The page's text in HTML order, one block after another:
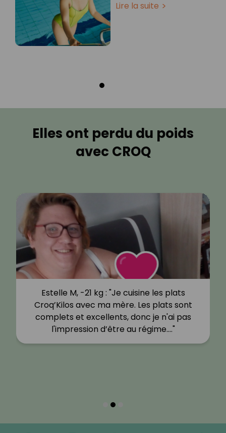
Lire la suite
Elles ont perdu du poids
avec CROQ
Estelle M, -21 kg : "Je cuisine les plats
Croq’Kilos avec ma mère. Les plats sont
complets et excellents, donc je n'ai pas
l'impression d’être au régime.…"